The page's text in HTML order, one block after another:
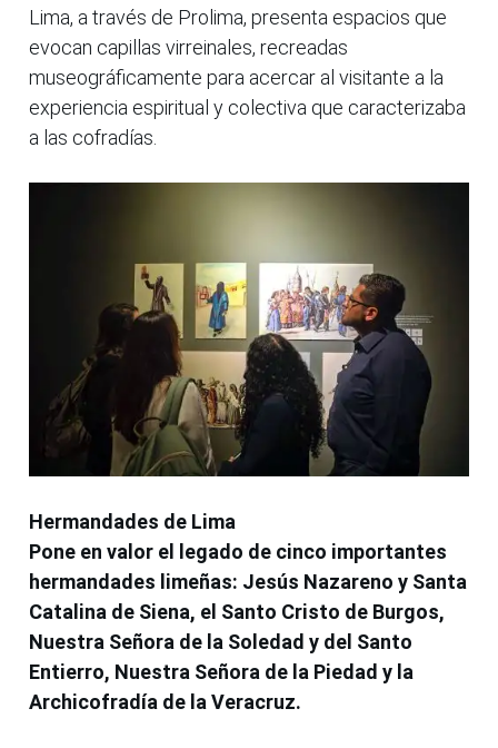
Lima, a través de Prolima, presenta espacios que
evocan capillas virreinales, recreadas
museográficamente para acercar al visitante a la
experiencia espiritual y colectiva que caracterizaba
a las cofradías.
Hermandades de Lima
Pone en valor el legado de cinco importantes
hermandades limeñas: Jesús Nazareno y Santa
Catalina de Siena, el Santo Cristo de Burgos,
Nuestra Señora de la Soledad y del Santo
Entierro, Nuestra Señora de la Piedad y la
Archicofradía de la Veracruz.